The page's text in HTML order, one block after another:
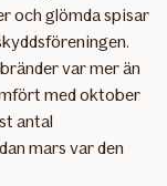
och glömda spisar
var mer än
med oktober
antal
mars var den